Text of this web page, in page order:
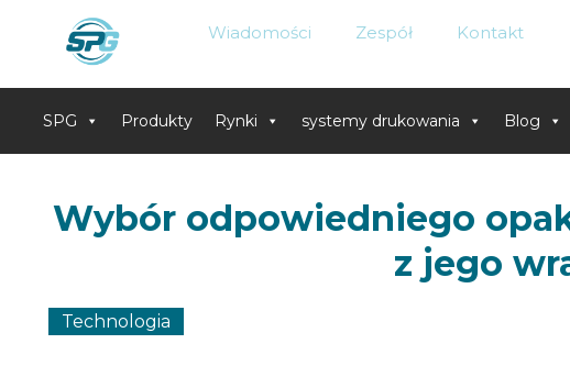
content
Wiadomości Zespół Kontakt
SPG Produkty Rynki systemy drukowania Blog
Wybór odpowiedniego
z jego
Technologia